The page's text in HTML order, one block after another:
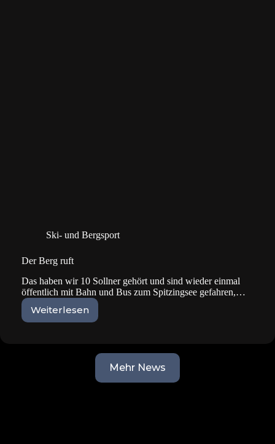
Ski- und Bergsport
Der Berg ruft
Das haben wir 10 Sollner gehört und sind wieder einmal
öffentlich mit Bahn und Bus zum Spitzingsee gefahren,…
Weiterlesen
Der
Mehr News